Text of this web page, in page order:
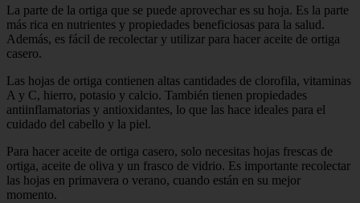
La parte de la ortiga que se puede aprovechar es su hoja. Es la parte
más rica en nutrientes y propiedades beneficiosas para la salud.
Además, es fácil de recolectar y utilizar para hacer aceite de ortiga
casero.
Las hojas de ortiga contienen altas cantidades de clorofila, vitaminas
A y C, hierro, potasio y calcio. También tienen propiedades
antiinflamatorias y antioxidantes, lo que las hace ideales para el
cuidado del cabello y la piel.
Para hacer aceite de ortiga casero, solo necesitas hojas frescas de
ortiga, aceite de oliva y un frasco de vidrio. Es importante recolectar
las hojas en primavera o verano, cuando están en su mejor
momento.